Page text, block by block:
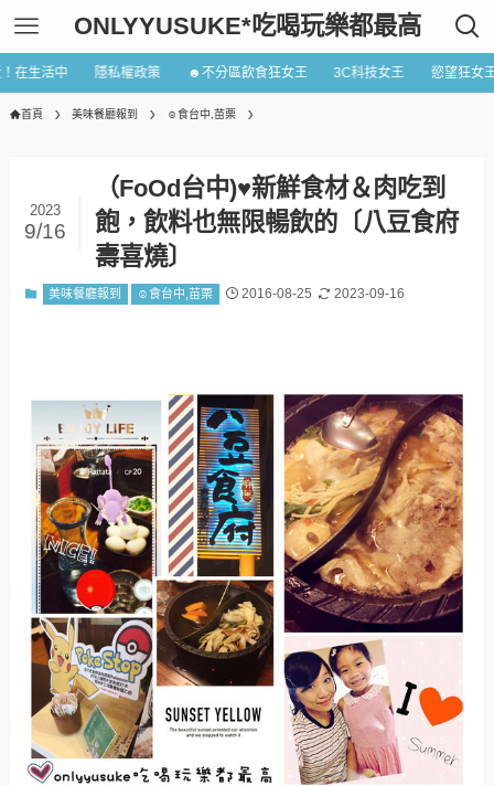
ONLYYUSUKE*吃喝玩樂都最高
在生活中 隱私權政策 ☻不分區飲食狂女王 3C科技女王 慾望狂女
首頁 美味餐廳報到 ☺食台中,苗栗
（FoOd台中)♥新鮮食材＆肉吃到
飽，飲料也無限暢飲的〔八豆食府
壽喜燒〕
2023
9/16
美味餐廳報到 ☺食台中,苗栗 2016-08-25 2023-09-16